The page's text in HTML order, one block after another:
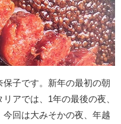
子です。新年の最初の朝
アでは、1年の最後の夜、
回は大みそかの夜、年越